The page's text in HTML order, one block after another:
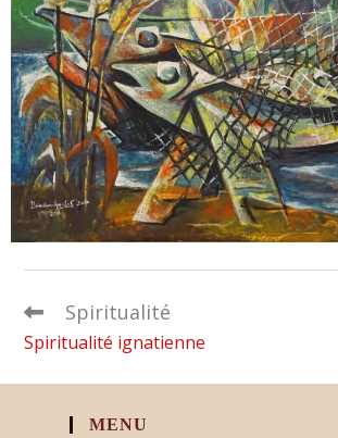
Spiritualité
Spiritualité ignatienne
MENU